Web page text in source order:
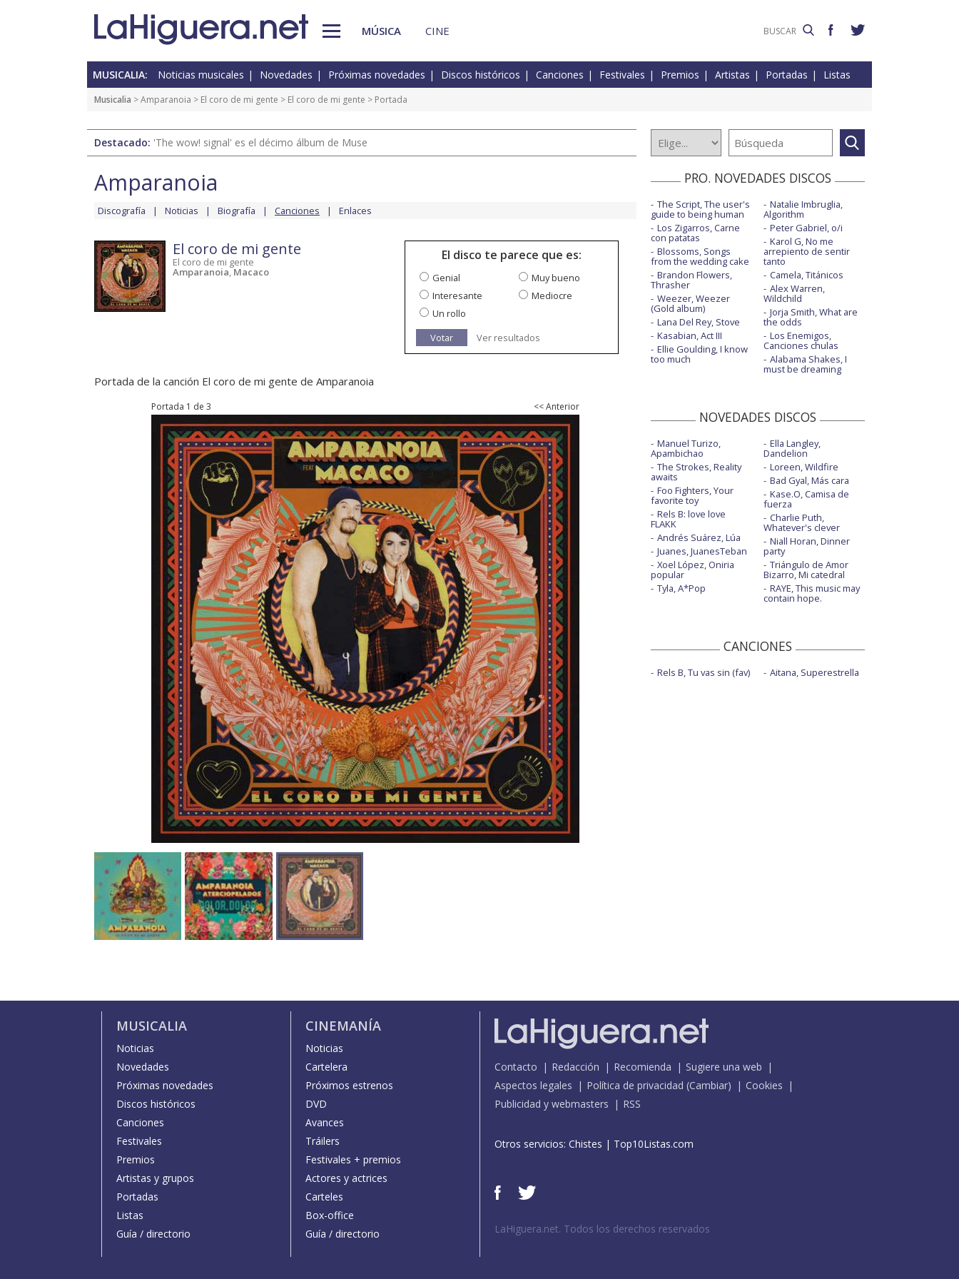
MÚSICA CINE
MUSICALIA: Noticias musicales Novedades Próximas novedades Discos históricos Canciones Festivales Premios Artistas Portadas Listas
Musicalia >Amparanoia > El coro de mi gente > El coro de mi gente > Portada
Destacado: 'The wow! signal' es el décimo álbum de Muse
Amparanoia
Discografía Noticias Biografía Canciones Enlaces
El coro de mi gente
El coro de mi gente
Amparanoia,Macaco
El disco te parece que es:
Genial
Muy bueno
Interesante
Mediocre
Un rollo
Votar
Ver resultados
Portada de la canción El coro de mi gente de Amparanoia
Portada 1 de 3 << Anterior
PRO. NOVEDADES DISCOS
The Script, The user's
guide to being human
Los Zigarros, Carne
con patatas
Blossoms, Songs
from the wedding cake
Brandon Flowers,
Thrasher
Weezer, Weezer
(Gold album)
Lana Del Rey, Stove
Kasabian, Act III
Ellie Goulding, I know
too much
Natalie Imbruglia,
Algorithm
Peter Gabriel, o/i
Karol G, No me
arrepiento de sentir
tanto
Camela, Titánicos
Alex Warren,
Wildchild
Jorja Smith, What are
the odds
Los Enemigos,
Canciones chulas
Alabama Shakes, I
must be dreaming
NOVEDADES DISCOS
Manuel Turizo,
Apambichao
The Strokes, Reality
awaits
Foo Fighters, Your
favorite toy
Rels B: love love
FLAKK
Andrés Suárez, Lúa
Juanes, JuanesTeban
Xoel López, Oniria
popular
Tyla, A*Pop
Ella Langley,
Dandelion
Loreen, Wildfire
Bad Gyal, Más cara
Kase.O, Camisa de
fuerza
Charlie Puth,
Whatever's clever
Niall Horan, Dinner
party
Triángulo de Amor
Bizarro, Mi catedral
RAYE, This music may
contain hope.
CANCIONES
Rels B, Tu vas sin (fav) Aitana, Superestrella
MUSICALIA
Noticias
Novedades
Próximas novedades
Discos históricos
Canciones
Festivales
Premios
Artistas y grupos
Portadas
Listas
Guía / directorio
CINEMANÍA
Noticias
Cartelera
Próximos estrenos
DVD
Avances
Tráilers
Festivales + premios
Actores y actrices
Carteles
Box-office
Guía / directorio
Contacto Redacción Recomienda
Sugiere una web
Aspectos legales
Política de privacidad (Cambiar)
Cookies
Publicidad y webmasters
RSS
Otros servicios: Chistes | Top10Listas.com
LaHiguera.net. Todos los derechos reservados